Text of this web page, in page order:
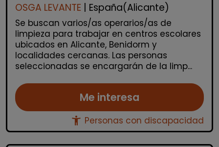
OSGA LEVANTE | España(Alicante)
Se buscan varios/as operarios/as de
limpieza para trabajar en centros escolares
ubicados en Alicante, Benidorm y
localidades cercanas. Las personas
seleccionadas se encargarán de la limp...
Me interesa
accessibility_new Personas con discapacidad